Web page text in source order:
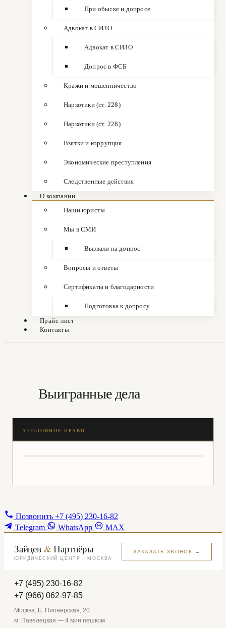
При обыске и допросе
Адвокат в СИЗО
Адвокат в СИЗО
Допрос в ФСБ
Кражи и мошенничество
Наркотики (ст. 228)
Наркотики (ст. 228)
Взятки и коррупция
Экономические преступления
Следственные действия
О компании
Наши юристы
Мы в СМИ
Вызвали на допрос
Вопросы и ответы
Сертификаты и благодарности
Подготовка к допросу
Прайс-лист
Контакты
Выигранные дела
Позвонить +7 (495) 230-16-82
Telegram
WhatsApp MAX
Зайцев & Партнёры
ЮРИДИЧЕСКИЙ ЦЕНТР · МОСКВА
ЗАКАЗАТЬ ЗВОНОК →
+7 (495) 230-16-82
+7 (966) 062-97-85
Москва, Б. Пионерская, 20
м. Павелецкая — 4 мин пешком